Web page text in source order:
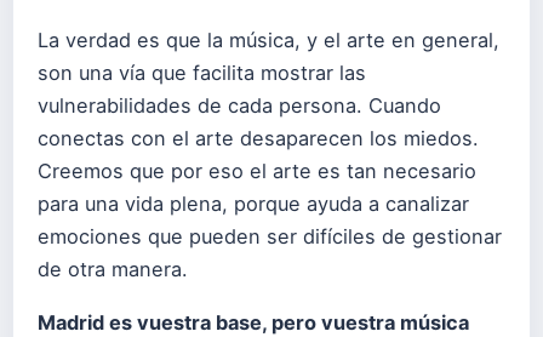
La verdad es que la música, y el arte en general,
son una vía que facilita mostrar las
vulnerabilidades de cada persona. Cuando
conectas con el arte desaparecen los miedos.
Creemos que por eso el arte es tan necesario
para una vida plena, porque ayuda a canalizar
emociones que pueden ser difíciles de gestionar
de otra manera.
Madrid es vuestra base, pero vuestra música